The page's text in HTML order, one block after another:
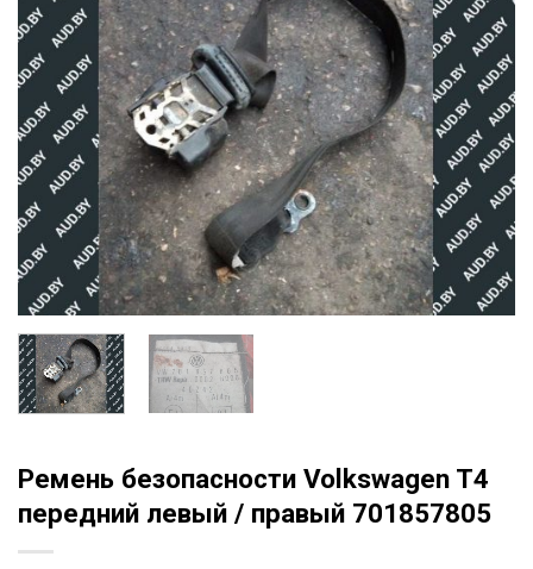
Ремень безопасности Volkswagen T4
передний левый / правый 701857805